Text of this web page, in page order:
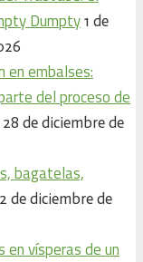
Dumpty 1 de
en embalses:
del proceso de
28 de diciembre de
bagatelas,
de diciembre de
en vísperas de un